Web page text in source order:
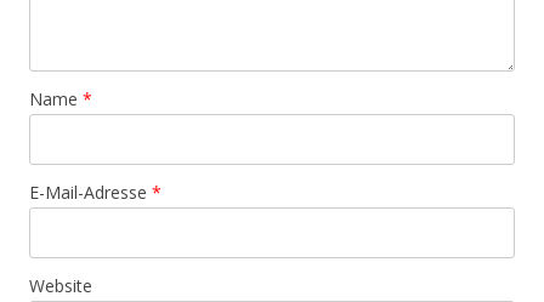
Name *
E-Mail-Adresse *
Website